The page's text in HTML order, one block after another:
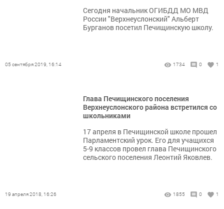
Сегодня начальник ОГИБДД МО МВД
России "Верхнеуслонский" Альберт
Бурганов посетил Печищинскую школу.
05 сентября 2019, 16:14 1734 0 1
Глава Печищинского поселения
Верхнеуслонского района встретился со
школьниками
17 апреля в Печищинской школе прошел
Парламентский урок. Его для учащихся
5-9 классов провел глава Печищинского
сельского поселения Леонтий Яковлев.
19 апреля 2018, 16:26 1855 0 1